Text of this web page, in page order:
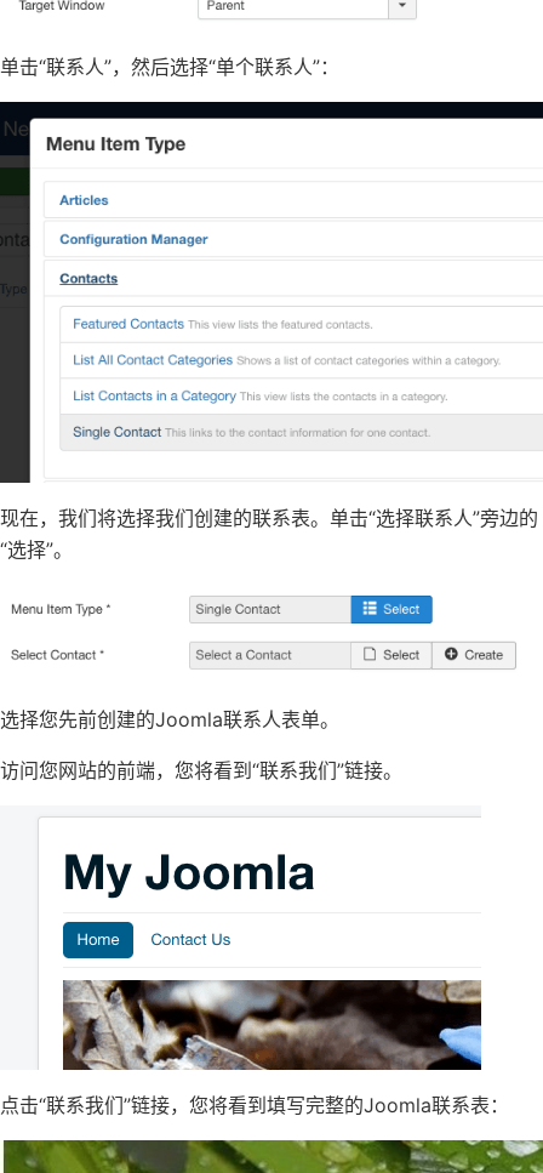
单击“联系人”，然后选择“单个联系人”：
现在，我们将选择我们创建的联系表。单击“选择联系人”旁边的
“选择”。
选择您先前创建的Joomla联系人表单。
访问您网站的前端，您将看到“联系我们”链接。
点击“联系我们”链接，您将看到填写完整的Joomla联系表：